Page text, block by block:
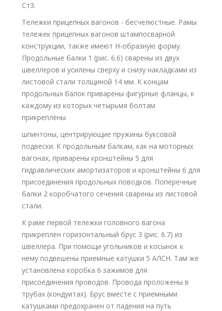
СтЗ.
Тележки прицепных вагонов - бесчелюстные. Рамы
тележек прицепных вагонов штампосварной
конструкции, также имеют Н-образную форму.
Продольные балки 1 (рис. 6.6) сварены из двух
швеллеров и усилены сверху и снизу накладками из
листовой стали толщиной 14 мм. К концам
продольных балок приварены фигурные фланцы, к
каждому из которых четырьмя болтам
прикреплены
шпинтоны, центрирующие пружины буксовой
подвески. К продольным балкам, как на моторных
вагонах, приварены кронштейны 5 для
гидравлических амортизаторов и кронштейны 6 для
присоединения продольных поводков. Поперечные
балки 2 коробчатого сечения сварены из листовой
стали.
К раме первой тележки головного вагона
прикреплен горизонтальный брус 3 (рис. 6.7) из
швеллера. При помощи угольников и косынок к
нему подвешены приемные катушки 5 АЛСН. Там же
установлена коробка 6 зажимов для
присоединения проводов. Провода проложены в
трубах (кондуитах). Брус вместе с приемными
катушками предохранен от падения на путь